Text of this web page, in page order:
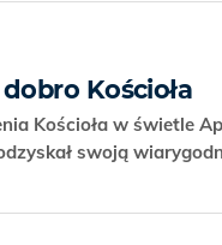
Kościoła
Kościoła w świetle
swoją